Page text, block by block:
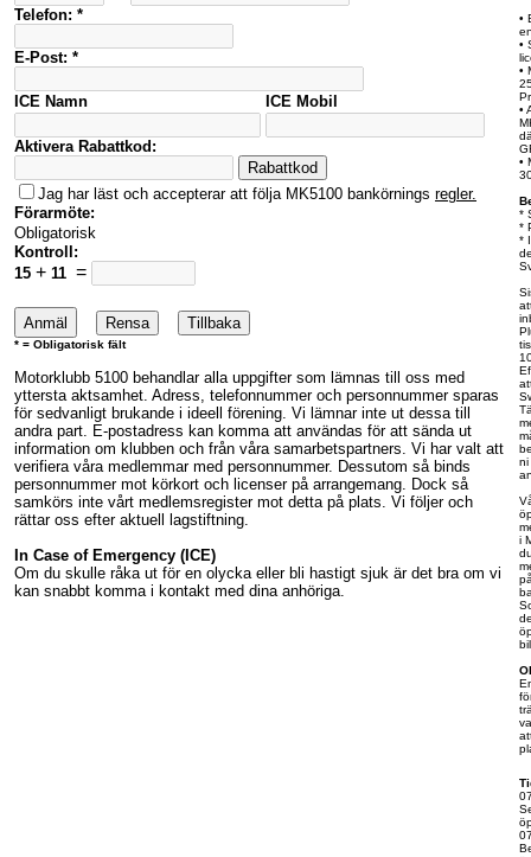
Telefon: *
E-Post: *
ICE Namn ICE Mobil
Aktivera Rabattkod:
Jag har läst och accepterar att följa MK5100 bankörnings regler.
Förarmöte:
Obligatorisk
Kontroll:
15 + 11 =
* = Obligatorisk fält
Motorklubb 5100 behandlar alla uppgifter som lämnas till oss med
yttersta aktsamhet. Adress, telefonnummer och personnummer sparas
för sedvanligt brukande i ideell förening. Vi lämnar inte ut dessa till
andra part. E-postadress kan komma att användas för att sända ut
information om klubben och från våra samarbetspartners. Vi har valt att
verifiera våra medlemmar med personnummer. Dessutom så binds
personnummer mot körkort och licenser på arrangemang. Dock så
samkörs inte vårt medlemsregister mot detta på plats. Vi följer och
rättar oss efter aktuell lagstiftning.
In Case of Emergency (ICE)
Om du skulle råka ut för en olycka eller bli hastigt sjuk är det bra om vi
kan snabbt komma i kontakt med dina anhöriga.
•
•
•
•
•
*
*
*
ni
i